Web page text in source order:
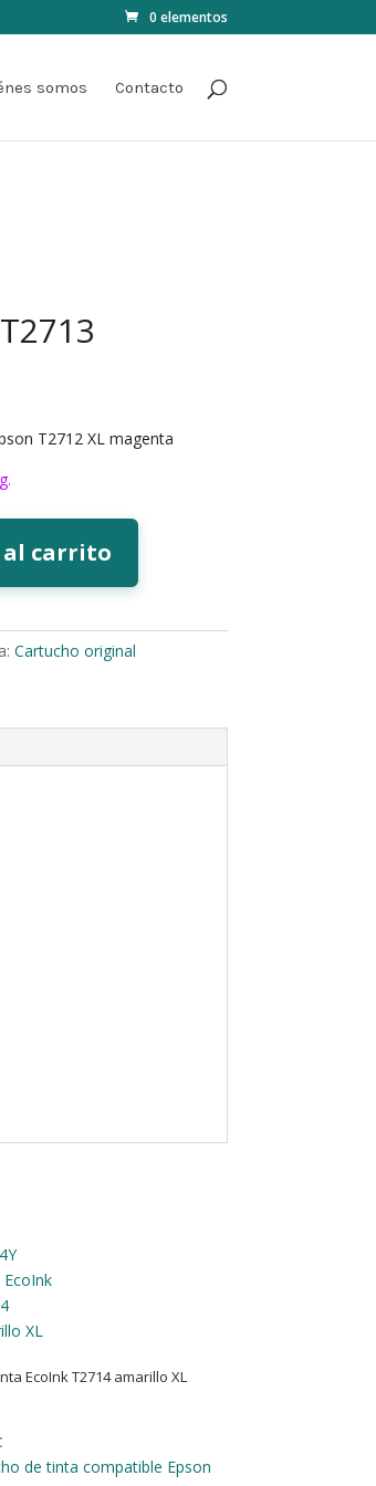
0 elementos
somos Contacto
T2712 XL magenta
carrito
Cartucho original
EcoInk T2714 amarillo XL
de tinta compatible Epson